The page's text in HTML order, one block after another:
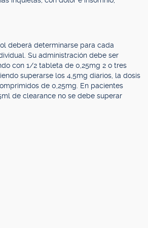
deberá determinarse para cada
Su administración debe ser
con 1/2 tableta de 0,25mg 2 o tres
superarse los 4,5mg diarios, la dosis
de 0,25mg. En pacientes
de clearance no se debe superar